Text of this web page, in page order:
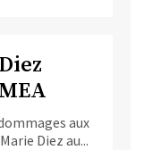
aux
Diez au...